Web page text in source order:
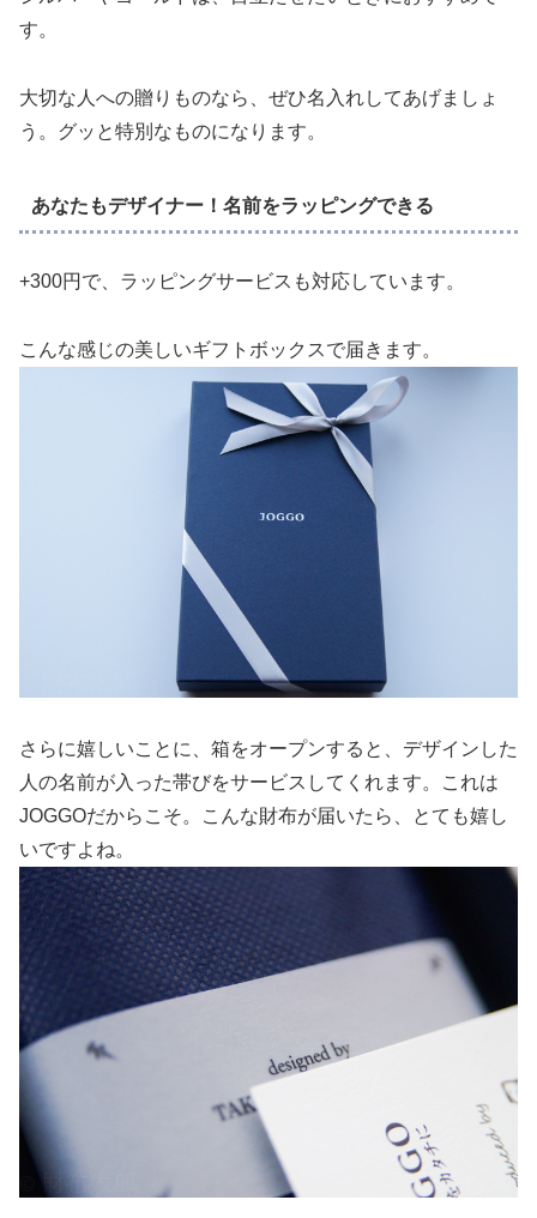
す。
大切な人への贈りものなら、ぜひ名入れしてあげましょ
う。グッと特別なものになります。
あなたもデザイナー！名前をラッピングできる
+300円で、ラッピングサービスも対応しています。
こんな感じの美しいギフトボックスで届きます。
さらに嬉しいことに、箱をオープンすると、デザインした
人の名前が入った帯びをサービスしてくれます。これは
JOGGOだからこそ。こんな財布が届いたら、とても嬉し
いですよね。